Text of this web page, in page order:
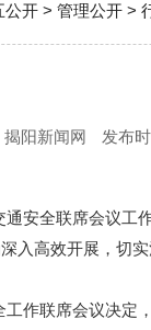
公开 > 管理公开 >
揭阳新闻网 发布
通安全联席会议工
入高效开展，切
作联席会议决定